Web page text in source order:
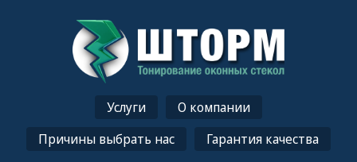
Услуги
О компании
Причины выбрать нас
Гарантия качества